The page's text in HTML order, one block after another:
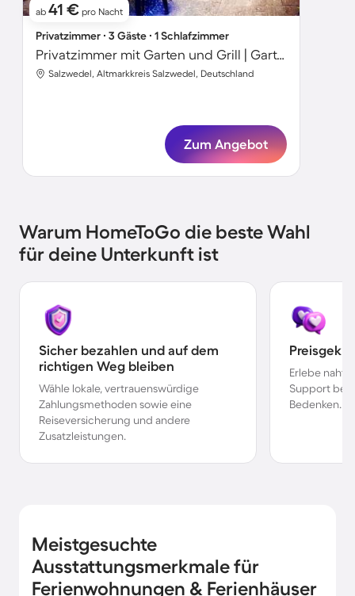
ab 41 € pro Nacht
Privatzimmer ∙ 3 Gäste ∙ 1 Schlafzimmer
Privatzimmer mit Garten und Grill | Gartenblick
Salzwedel, Altmarkkreis Salzwedel, Deutschland
Zum Angebot
Warum HomeToGo die beste Wahl
für deine Unterkunft ist
Sicher bezahlen und auf dem
richtigen Weg bleiben
Wähle lokale, vertrauenswürdige
Zahlungsmethoden sowie eine
Reiseversicherung und andere
Zusatzleistungen.
Erlebe
Support bei
Bedenken.
Meistgesuchte
Ausstattungsmerkmale für
Ferienwohnungen & Ferienhäuser